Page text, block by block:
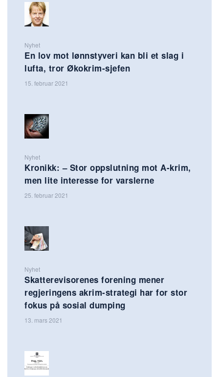
Nyhet
En lov mot lønnstyveri kan bli et slag i
lufta, tror Økokrim-sjefen
15. februar 2021
Nyhet
Kronikk: – Stor oppslutning mot A-krim,
men lite interesse for varslerne
25. februar 2021
Nyhet
Skatterevisorenes forening mener
regjeringens akrim-strategi har for stor
fokus på sosial dumping
13. mars 2021